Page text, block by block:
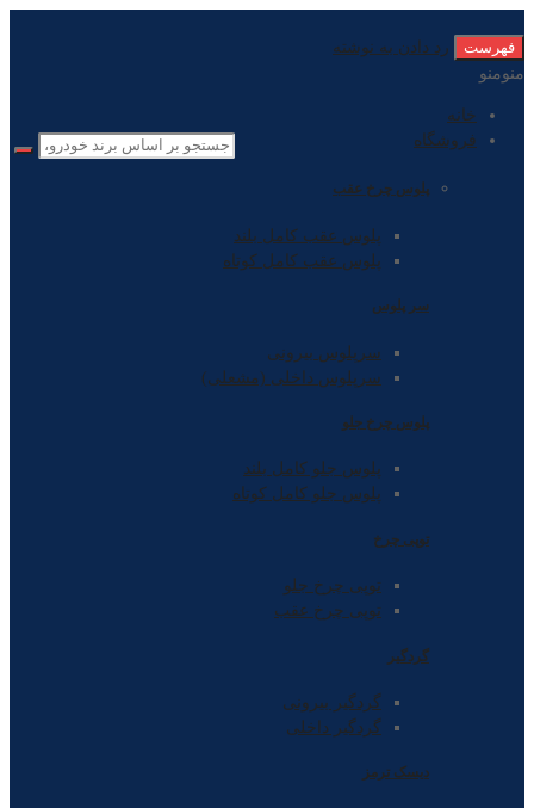
فهرست
رد دادن به نوشته
منومنو
خانه
فروشگاه
پلوس چرخ عقب
پلوس عقب کامل بلند
پلوس عقب کامل کوتاه
سر پلوس
سرپلوس بیرونی
سرپلوس داخلی (مشعلی)
پلوس چرخ جلو
پلوس جلو کامل بلند
پلوس جلو کامل کوتاه
توپی چرخ
توپی چرخ جلو
توپی چرخ عقب
گردگیر
گردگیر بیرونی
گردگیر داخلی
دیسک ترمز